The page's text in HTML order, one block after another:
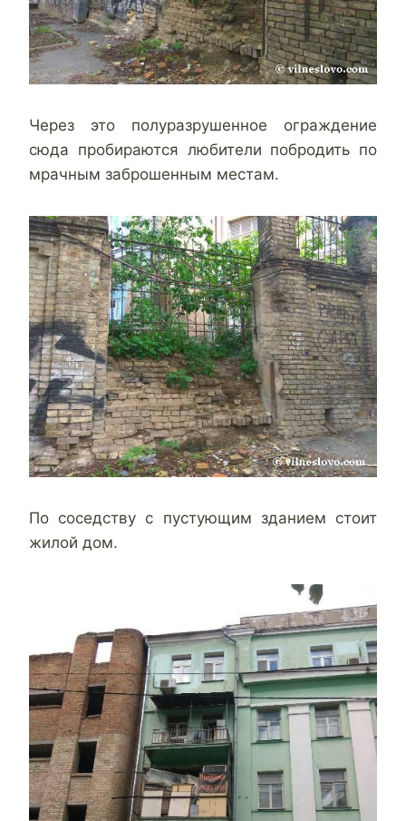
Через это полуразрушенное ограждение
сюда пробираются любители побродить по
мрачным заброшенным местам.
По соседству с пустующим зданием стоит
жилой дом.